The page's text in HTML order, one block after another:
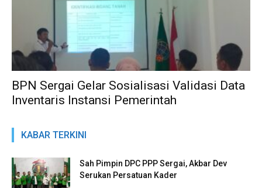
BPN Sergai Gelar Sosialisasi Validasi Data
Inventaris Instansi Pemerintah
KABAR TERKINI
Sah Pimpin DPC PPP Sergai, Akbar Dev
Serukan Persatuan Kader